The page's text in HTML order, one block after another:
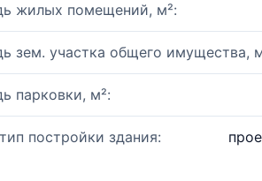
жилых помещений, м²:
зем. участка общего имущества,
парковки, м²:
постройки здания: